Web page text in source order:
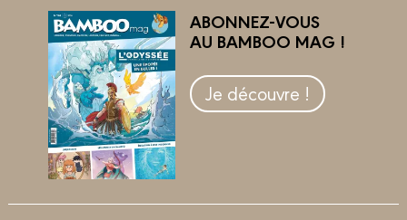
ABONNEZ-VOUS
AU BAMBOO MAG !
Je découvre !